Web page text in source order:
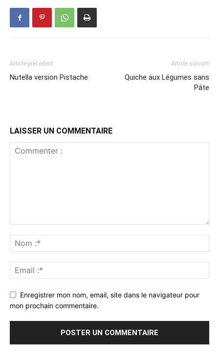
Article précédent
Nutella version Pistache
Article suivant
Quiche aux Légumes sans
Pâte
LAISSER UN COMMENTAIRE
Enregistrer mon nom, email, site dans le navigateur pour
mon prochain commentaire.